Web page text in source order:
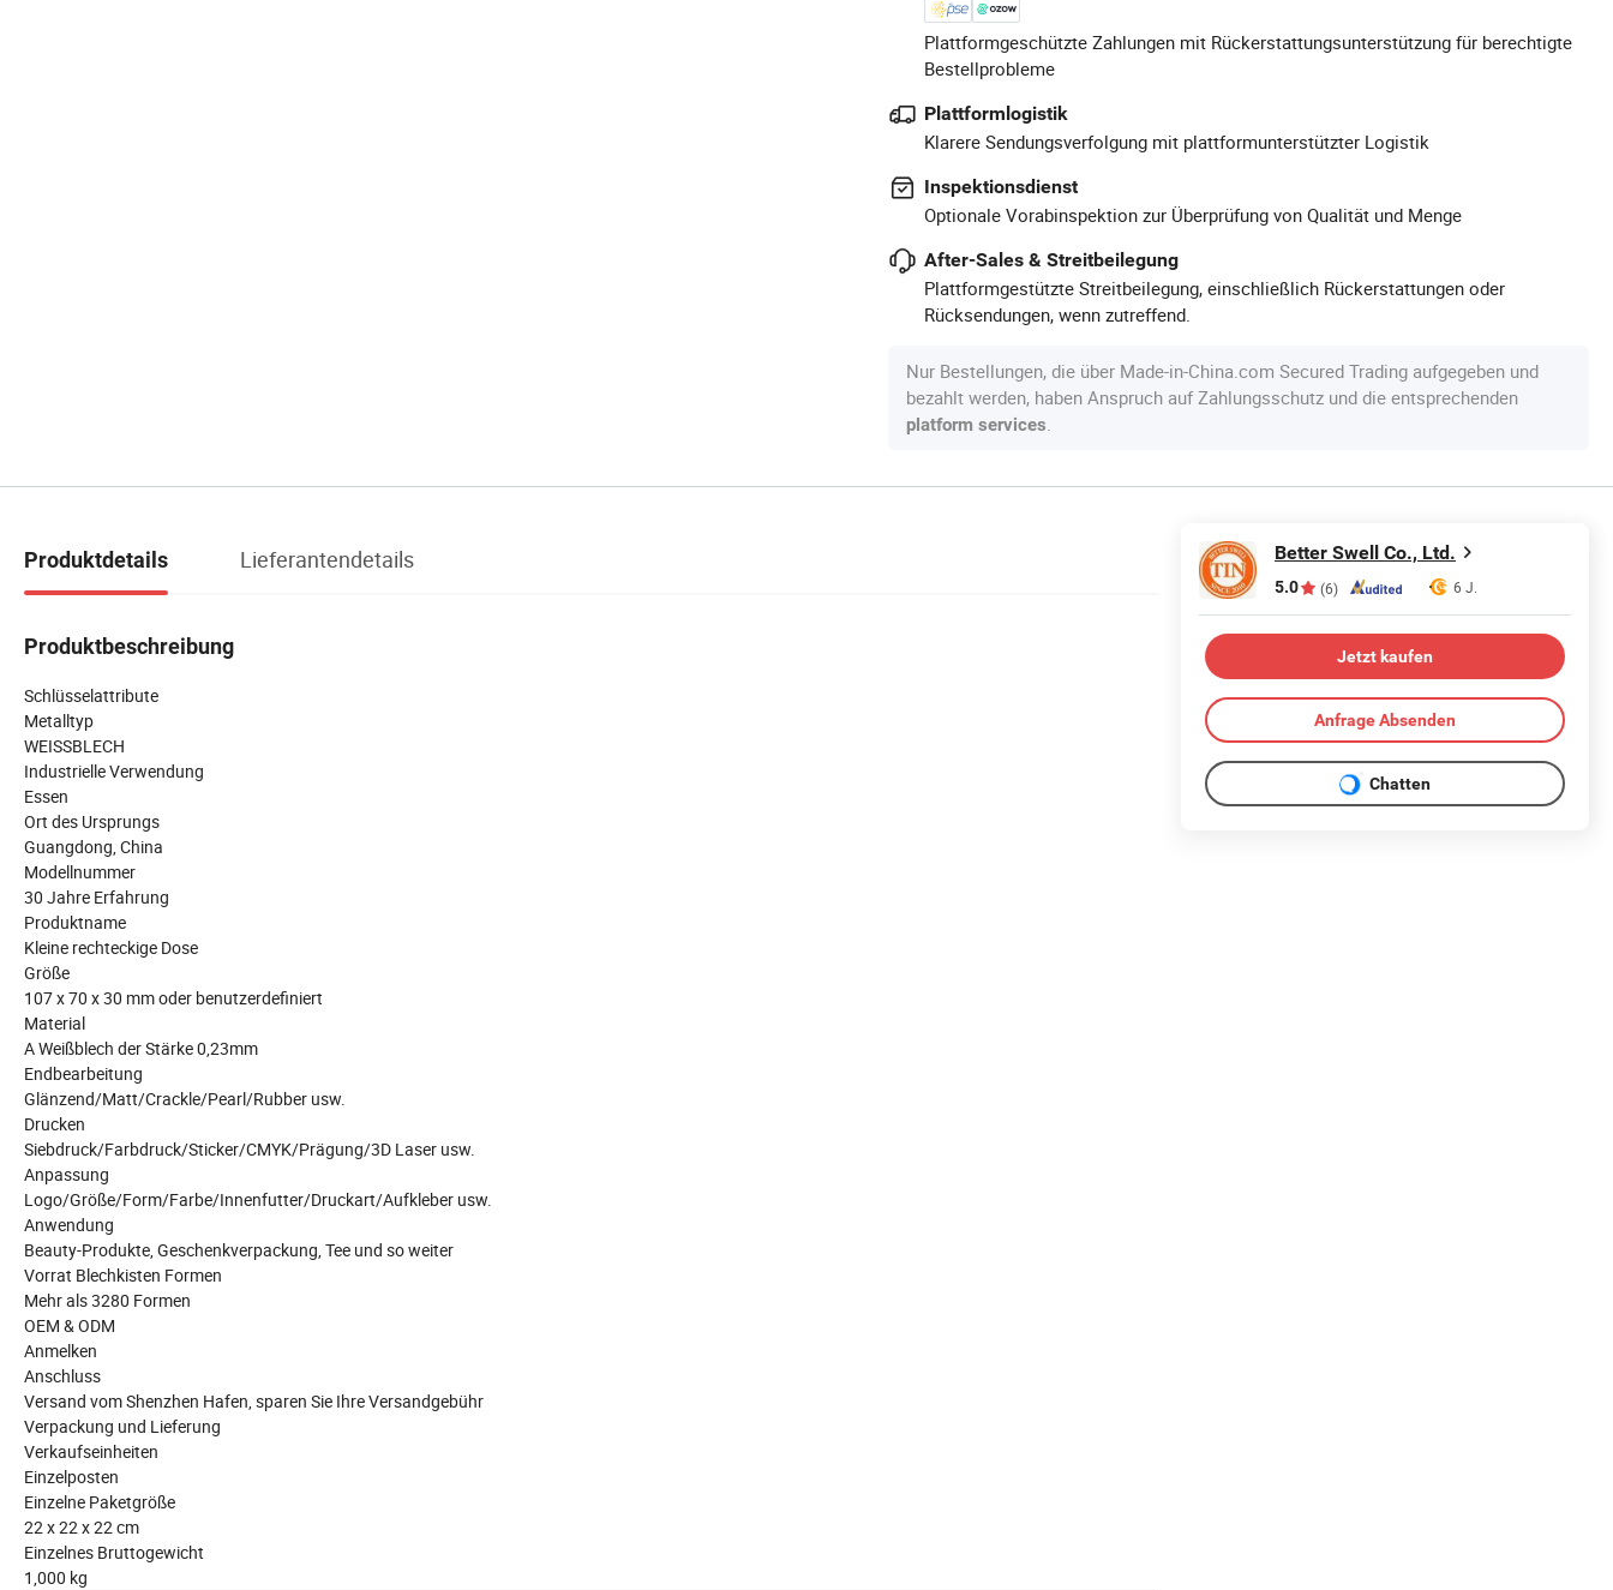
Plattformgeschützte Zahlungen mit Rückerstattungsunterstützung für berechtigte
Bestellprobleme
Plattformlogistik
Klarere Sendungsverfolgung mit plattformunterstützter Logistik
Inspektionsdienst
Optionale Vorabinspektion zur Überprüfung von Qualität und Menge
After-Sales & Streitbeilegung
Plattformgestützte Streitbeilegung, einschließlich Rückerstattungen oder
Rücksendungen, wenn zutreffend.
Nur Bestellungen, die über Made-in-China.com Secured Trading aufgegeben und
bezahlt werden, haben Anspruch auf Zahlungsschutz und die entsprechenden
platform services.
Produktdetails Lieferantendetails
Produktbeschreibung
Schlüsselattribute
Metalltyp
WEISSBLECH
Industrielle Verwendung
Essen
Ort des Ursprungs
Guangdong, China
Modellnummer
30 Jahre Erfahrung
Produktname
Kleine rechteckige Dose
Größe
107 x 70 x 30 mm oder benutzerdefiniert
Material
A Weißblech der Stärke 0,23mm
Endbearbeitung
Glänzend/Matt/Crackle/Pearl/Rubber usw.
Drucken
Siebdruck/Farbdruck/Sticker/CMYK/Prägung/3D Laser usw.
Anpassung
Logo/Größe/Form/Farbe/Innenfutter/Druckart/Aufkleber usw.
Anwendung
Beauty-Produkte, Geschenkverpackung, Tee und so weiter
Vorrat Blechkisten Formen
Mehr als 3280 Formen
OEM & ODM
Anmelken
Anschluss
Versand vom Shenzhen Hafen, sparen Sie Ihre Versandgebühr
Verpackung und Lieferung
Verkaufseinheiten
Einzelposten
Einzelne Paketgröße
22 x 22 x 22 cm
Einzelnes Bruttogewicht
1,000 kg
Better Swell Co., Ltd.
5.0 (6) 6 J.
Jetzt kaufen
Anfrage Absenden
Chatten